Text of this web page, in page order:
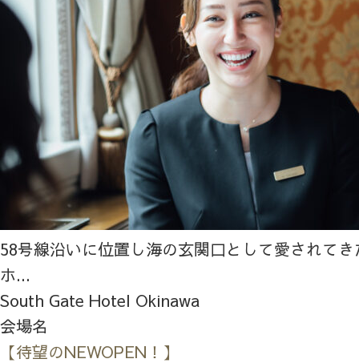
58号線沿いに位置し海の玄関口として愛されて
ホ...
South Gate Hotel Okinawa
会場名
【待望のNEWOPEN！】